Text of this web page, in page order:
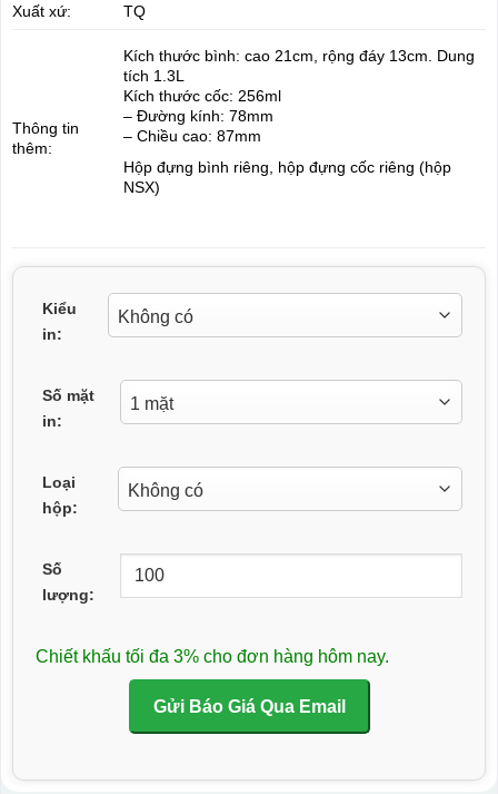
Xuất xứ: TQ
Thông tin
thêm:
Kích thước bình: cao 21cm, rộng đáy 13cm. Dung
tích 1.3L
Kích thước cốc: 256ml
– Đường kính: 78mm
– Chiều cao: 87mm
Hộp đựng bình riêng, hộp đựng cốc riêng (hộp
NSX)
Kiểu
in:
Số mặt
in:
Loại
hộp:
Số
lượng:
Chiết khấu tối đa 3% cho đơn hàng hôm nay.
Gửi Báo Giá Qua Email